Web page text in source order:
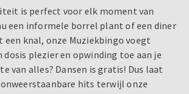
is perfect voor elk moment van
een informele borrel plant of een diner
knal, onze Muziekbingo voegt
dosis plezier en opwinding toe aan je
van alles? Dansen is gratis! Dus laat
hits terwijl onze